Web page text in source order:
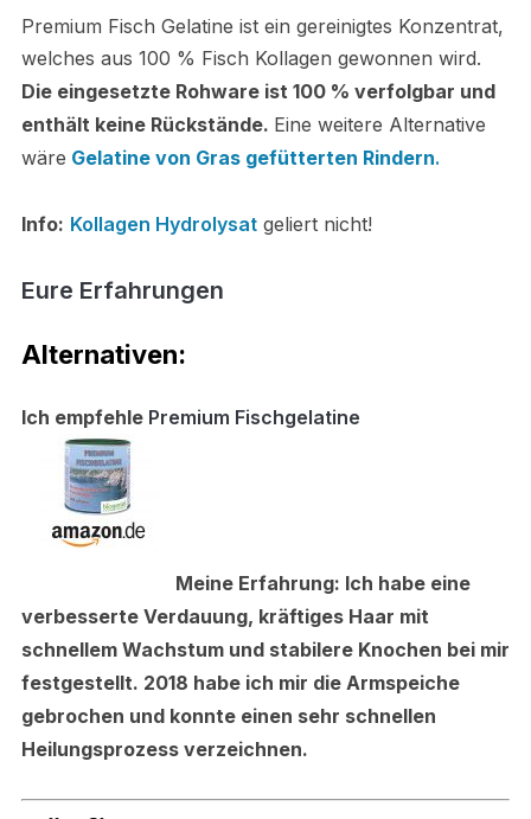
Premium Fisch Gelatine ist ein gereinigtes Konzentrat,
welches aus 100 % Fisch Kollagen gewonnen wird.
Die eingesetzte Rohware ist 100 % verfolgbar und
enthält keine Rückstände. Eine weitere Alternative
wäre Gelatine von Gras gefütterten Rindern.
Info: Kollagen Hydrolysatgeliert nicht!
Eure Erfahrungen
Alternativen:
Ich empfehle Premium Fischgelatine
Meine Erfahrung: Ich habe eine
verbesserte Verdauung, kräftiges Haar mit
schnellem Wachstum und stabilere Knochen bei mir
festgestellt. 2018 habe ich mir die Armspeiche
gebrochen und konnte einen sehr schnellen
Heilungsprozess verzeichnen.